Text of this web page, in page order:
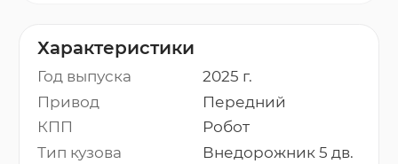
Характеристики
Год выпуска
2025 г.
Привод
Передний
КПП
Робот
Тип кузова
Внедорожник 5 дв.